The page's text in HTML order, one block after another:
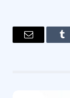
Tumblr
البريد